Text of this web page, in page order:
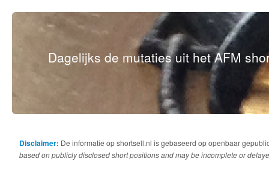
Dagelijks de mutaties uit het AFM
Disclaimer: De informatie op shortsell.nl is gebaseerd op openbaar
based on publicly disclosed short positions and may be incomplete or